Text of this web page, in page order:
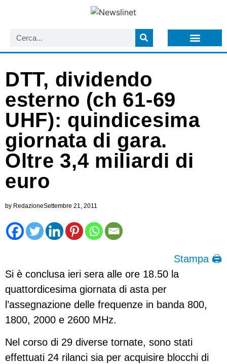
DTT, dividendo
esterno (ch 61-69
UHF): quindicesima
giornata di gara.
Oltre 3,4 miliardi di
euro
by RedazioneSettembre 21, 2011
Stampa 🖨
Si è conclusa ieri sera alle ore 18.50 la
quattordicesima giornata di asta per
l’assegnazione delle frequenze in banda 800,
1800, 2000 e 2600 MHz.
Nel corso di 29 diverse tornate, sono stati
effettuati 24 rilanci sia per acquisire blocchi di